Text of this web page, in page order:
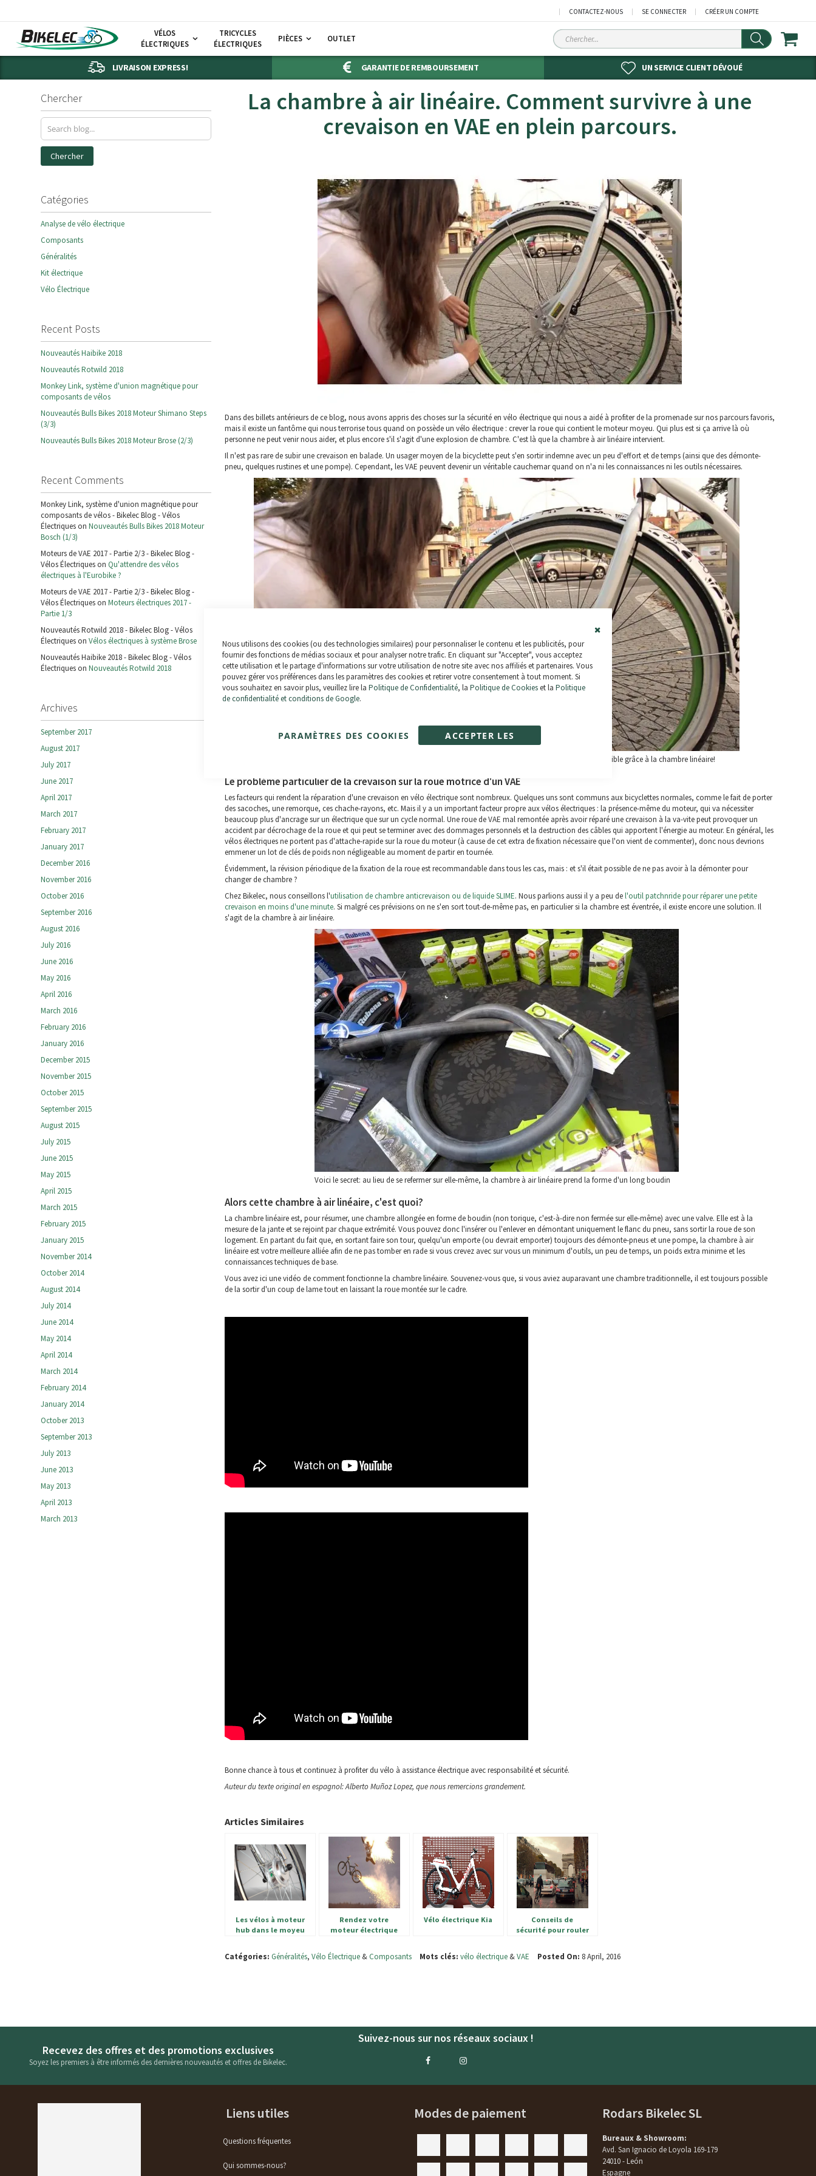
Close
Cookie
Nous utilisons des cookies (ou des technologies similaires) pour personnaliser le contenu et les publicités, pour
fournir des fonctions de médias sociaux et pour analyser notre trafic. En cliquant sur "Accepter", vous acceptez
cette utilisation et le partage d'informations sur votre utilisation de notre site avec nos affiliés et partenaires. Vous
pouvez gérer vos préférences dans les paramètres des cookies et retirer votre consentement à tout moment. Si
vous souhaitez en savoir plus, veuillez lire la Politique de Confidentialité, la Politique de Cookieset la Politique
de confidentialité et conditions de Google.
ACCEPTER LES
PARAMÈTRES DES COOKIES
CONTACTEZ-NOUS SE CONNECTER CRÉER UN COMPTE
VÉLOS
ÉLECTRIQUES
TRICYCLES
ÉLECTRIQUES
PIÈCES OUTLET Chercher
LIVRAISON EXPRESS! GARANTIE DE REMBOURSEMENT UN SERVICE CLIENT DÉVOUÉ
La chambre à air linéaire. Comment survivre à une
crevaison en VAE en plein parcours.
Dans des billets antérieurs de ce blog, nous avons appris des choses sur la sécurité en vélo électrique qui nous a aidé à profiter de la promenade sur nos parcours favoris,
mais il existe un fantôme qui nous terrorise tous quand on possède un vélo électrique : crever la roue qui contient le moteur moyeu. Qui plus est si ça arrive là où
personne ne peut venir nous aider, et plus encore s'il s'agit d'une explosion de chambre. C'est là que la chambre à air linéaire intervient.
Il n'est pas rare de subir une crevaison en balade. Un usager moyen de la bicyclette peut s'en sortir indemne avec un peu d'effort et de temps (ainsi que des démonte-
pneu, quelques rustines et une pompe). Cependant, les VAE peuvent devenir un véritable cauchemar quand on n'a ni les connaissances ni les outils nécessaires.
Accès à la chambre à air sur une roue à moteur moyeu de VAE: la substitution sans déloger la roue, c'est possible grâce à la chambre linéaire!
Le problème particulier de la crevaison sur la roue motrice d'un VAE
Les facteurs qui rendent la réparation d'une crevaison en vélo électrique sont nombreux. Quelques uns sont communs aux bicyclettes normales, comme le fait de porter
des sacoches, une remorque, ces chache-rayons, etc. Mais il y a un important facteur propre aux vélos électriques : la présence-même du moteur, qui va nécessiter
beaucoup plus d'ancrage sur un électrique que sur un cycle normal. Une roue de VAE mal remontée après avoir réparé une crevaison à la va-vite peut provoquer un
accident par décrochage de la roue et qui peut se terminer avec des dommages personnels et la destruction des câbles qui apportent l'énergie au moteur. En général, les
vélos électriques ne portent pas d'attache-rapide sur la roue du moteur (à cause de cet extra de fixation nécessaire que l'on vient de commenter), donc nous devrions
emmener un lot de clés de poids non négligeable au moment de partir en tournée.
Évidemment, la révision périodique de la fixation de la roue est recommandable dans tous les cas, mais : et s'il était possible de ne pas avoir à la démonter pour
changer de chambre ?
Chez Bikelec, nous conseillons l'utilisation de chambre anticrevaison ou de liquide SLIME. Nous parlions aussi il y a peu del'outil patchnride pour réparer une petite
crevaison en moins d'une minute. Si malgré ces prévisions on ne s'en sort tout-de-même pas, en particulier si la chambre est éventrée, il existe encore une solution. Il
s'agit de la chambre à air linéaire.
Voici le secret: au lieu de se refermer sur elle-même, la chambre à air linéaire prend la forme d'un long boudin
Alors cette chambre à air linéaire, c'est quoi?
La chambre linéaire est, pour résumer, une chambre allongée en forme de boudin (non torique, c'est-à-dire non fermée sur elle-même) avec une valve. Elle est à la
mesure de la jante et se rejoint par chaque extrémité. Vous pouvez donc l'insérer ou l'enlever en démontant uniquement le flanc du pneu, sans sortir la roue de son
logement. En partant du fait que, en sortant faire son tour, quelqu'un emporte (ou devrait emporter) toujours des démonte-pneus et une pompe, la chambre à air
linéaire est votre meilleure alliée afin de ne pas tomber en rade si vous crevez avec sur vous un minimum d'outils, un peu de temps, un poids extra minime et les
connaissances techniques de base.
Vous avez ici une vidéo de comment fonctionne la chambre linéaire. Souvenez-vous que, si vous aviez auparavant une chambre traditionnelle, il est toujours possible
de la sortir d'un coup de lame tout en laissant la roue montée sur le cadre.
Bonne chance à tous et continuez à profiter du vélo à assistance électrique avec responsabilité et sécurité.
Auteur du texte original en espagnol: Alberto Muñoz Lopez, que nous remercions grandement.
Articles Similaires
Les vélos à moteur
hub dans le moyeu
Rendez votre
moteur électrique
Vélo électrique Kia
Conseils de
sécurité pour rouler
Catégories: Généralités, Vélo Électrique&Composants Mots clés: vélo électrique&VAE Posted On: 8 April, 2016
Chercher
Chercher
Catégories
Analyse de vélo électrique
Composants
Généralités
Kit électrique
Vélo Électrique
Recent Posts
Nouveautés Haibike 2018
Nouveautés Rotwild 2018
Monkey Link, système d'union magnétique pour
composants de vélos
Nouveautés Bulls Bikes 2018 Moteur Shimano Steps
(3/3)
Nouveautés Bulls Bikes 2018 Moteur Brose (2/3)
Recent Comments
Monkey Link, système d'union magnétique pour
composants de vélos - Bikelec Blog - Vélos
Électriques onNouveautés Bulls Bikes 2018 Moteur
Bosch (1/3)
Moteurs de VAE 2017 - Partie 2/3 - Bikelec Blog -
Vélos Électriques on Qu'attendre des vélos
électriques à l'Eurobike ?
Moteurs de VAE 2017 - Partie 2/3 - Bikelec Blog -
Vélos Électriques onMoteurs électriques 2017 -
Partie 1/3
Nouveautés Rotwild 2018 - Bikelec Blog - Vélos
Électriques onVélos électriques à système Brose
Nouveautés Haibike 2018 - Bikelec Blog - Vélos
Électriques onNouveautés Rotwild 2018
Archives
September 2017
August 2017
July 2017
June 2017
April 2017
March 2017
February 2017
January 2017
December 2016
November 2016
October 2016
September 2016
August 2016
July 2016
June 2016
May 2016
April 2016
March 2016
February 2016
January 2016
December 2015
November 2015
October 2015
September 2015
August 2015
July 2015
June 2015
May 2015
April 2015
March 2015
February 2015
January 2015
November 2014
October 2014
August 2014
July 2014
June 2014
May 2014
April 2014
March 2014
February 2014
January 2014
October 2013
September 2013
July 2013
June 2013
May 2013
April 2013
March 2013
Recevez des offres et des promotions exclusives
Soyez les premiers à être informés des dernières nouveautés et offres de Bikelec.
Suivez-nous sur nos réseaux sociaux !
Liens utiles
Questions fréquentes
Qui sommes-nous?
Modes de paiement Rodars Bikelec SL
Bureaux & Showroom:
Avd. San Ignacio de Loyola 169-179
24010 - León
Espagne